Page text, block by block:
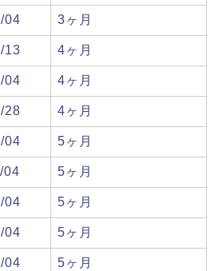
04 3ヶ月
13 4ヶ月
04 4ヶ月
28 4ヶ月
04 5ヶ月
04 5ヶ月
04 5ヶ月
04 5ヶ月
04 5ヶ月